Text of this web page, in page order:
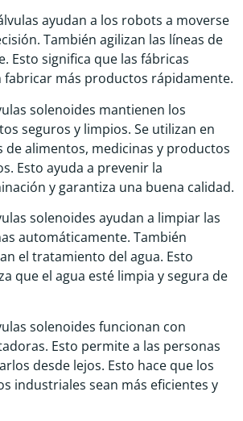
ayudan a los robots a moverse
También agilizan las líneas de
Esto significa que las fábricas
fabricar más productos rápidamente.
solenoides mantienen los
seguros y limpios. Se utilizan en
de alimentos, medicinas y productos
Esto ayuda a prevenir la
y garantiza una buena calidad.
solenoides ayudan a limpiar las
automáticamente. También
el tratamiento del agua. Esto
que el agua esté limpia y segura de
solenoides funcionan con
Esto permite a las personas
desde lejos. Esto hace que los
industriales sean más eficientes y